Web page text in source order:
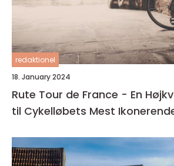
redaktionel
18. January 2024
Rute Tour de France - En
til Cykelløbets Mest